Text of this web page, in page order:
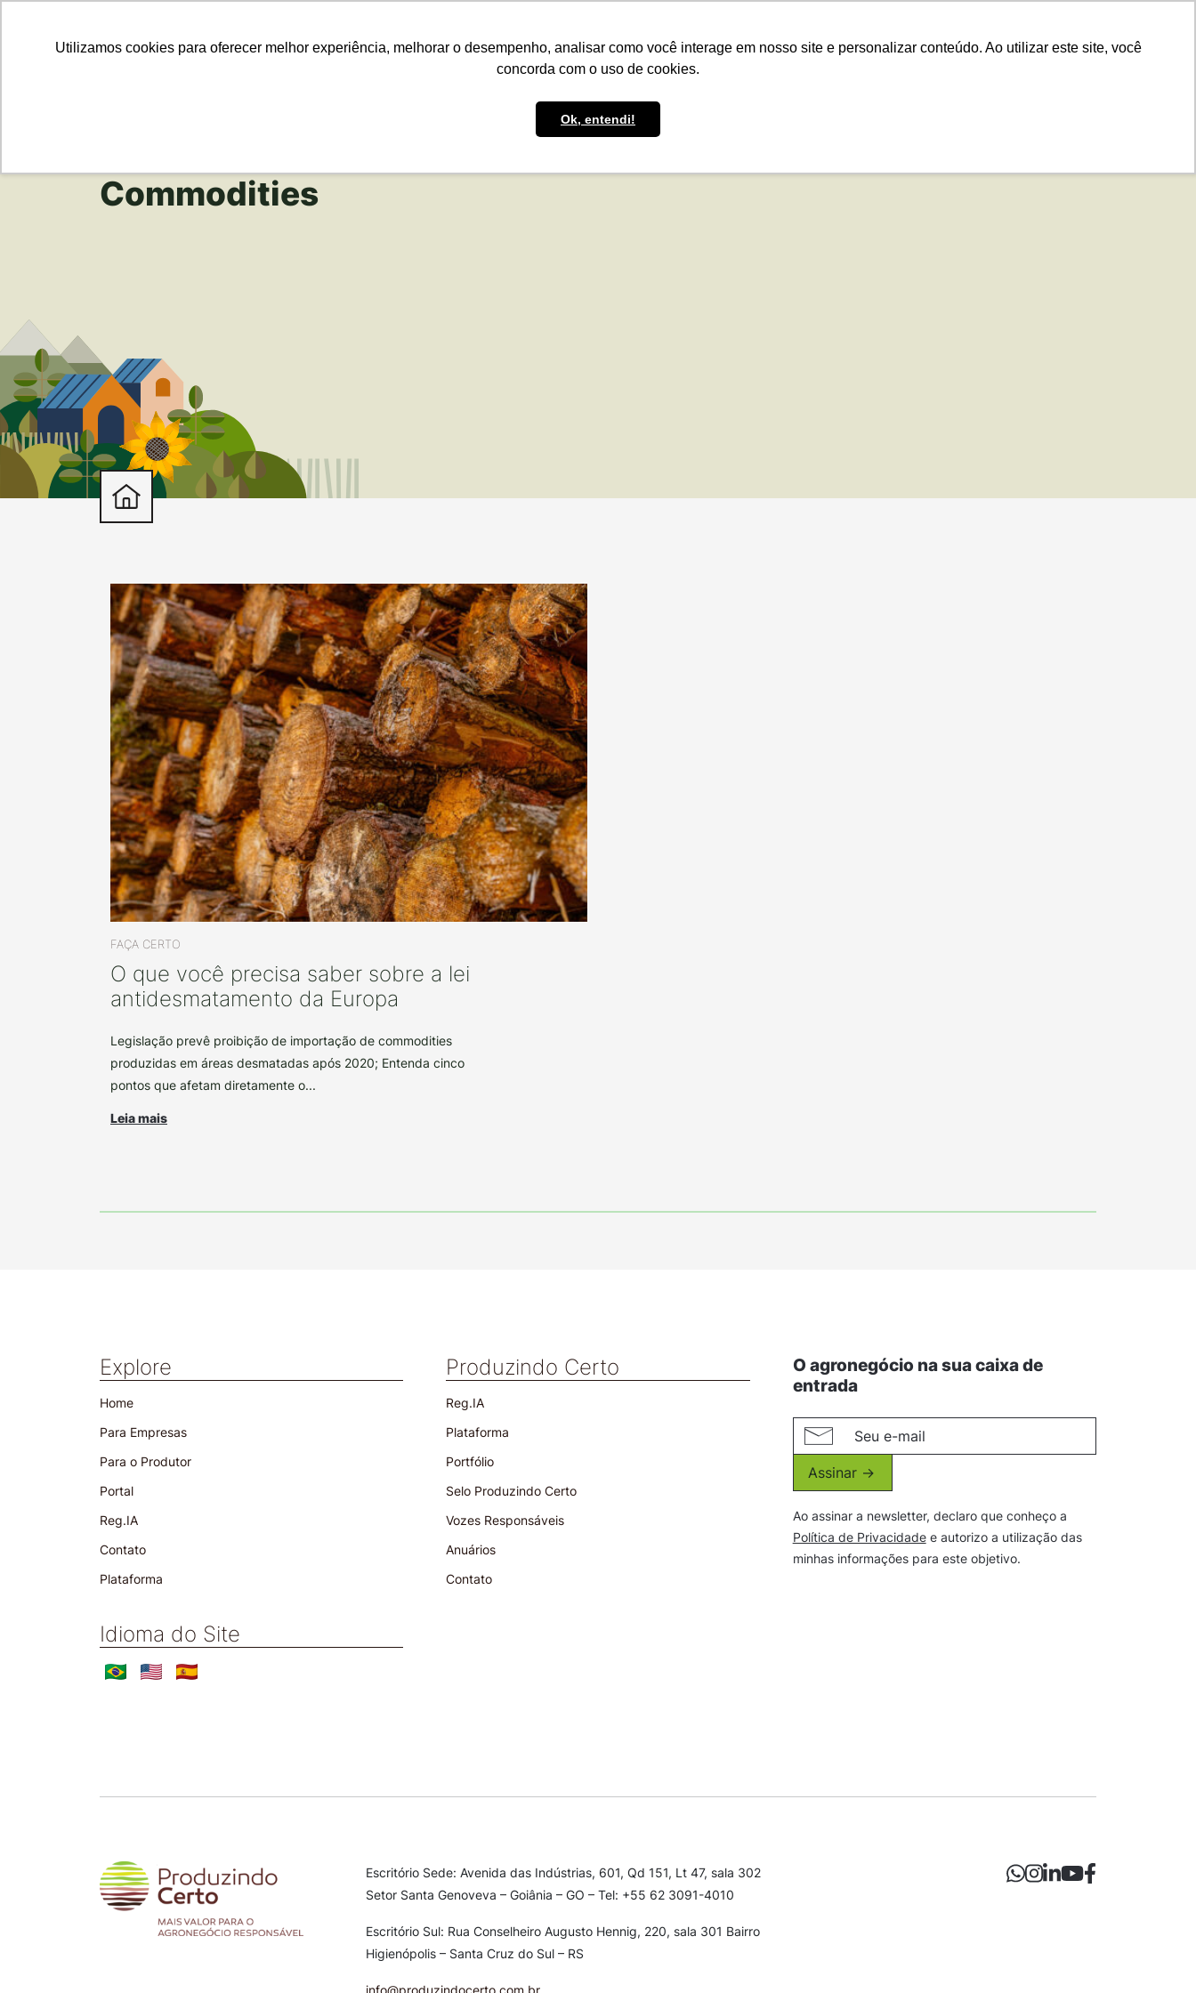
Utilizamos cookies para oferecer melhor experiência, melhorar o desempenho, analisar como você interage em nosso site e personalizar conteúdo. Ao utilizar este site, você
concorda com o uso de cookies.
Ok, entendi!
Commodities
FAÇA CERTO
O que você precisa saber sobre a lei
antidesmatamento da Europa
Legislação prevê proibição de importação de commodities
produzidas em áreas desmatadas após 2020; Entenda cinco
pontos que afetam diretamente o...
Leia mais
Explore
Home
Para Empresas
Para o Produtor
Portal
Reg.IA
Contato
Plataforma
Idioma do Site
Produzindo Certo
Reg.IA
Plataforma
Portfólio
Selo Produzindo Certo
Vozes Responsáveis
Anuários
Contato
O agronegócio na sua caixa de
entrada
Assinar ->
Ao assinar a newsletter, declaro que conheço a
Política de Privacidadee autorizo a utilização das
minhas informações para este objetivo.
Escritório Sede: Avenida das Indústrias, 601, Qd 151, Lt 47, sala 302
Setor Santa Genoveva – Goiânia – GO – Tel: +55 62 3091-4010
Escritório Sul: Rua Conselheiro Augusto Hennig, 220, sala 301 Bairro
Higienópolis – Santa Cruz do Sul – RS